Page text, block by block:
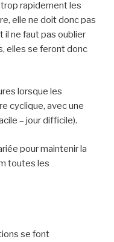
rapidement les
elle ne doit donc pas
il ne faut pas oublier
elles se feront donc
lorsque les
cyclique, avec une
– jour difficile).
pour maintenir la
toutes les
se font